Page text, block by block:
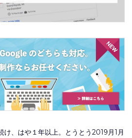
け、はや１年以上。とうとう2019月1月